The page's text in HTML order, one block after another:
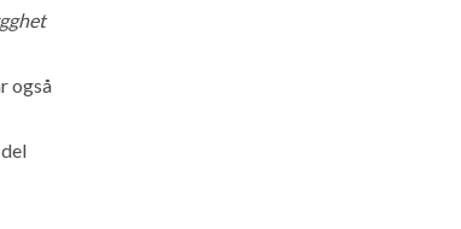
også